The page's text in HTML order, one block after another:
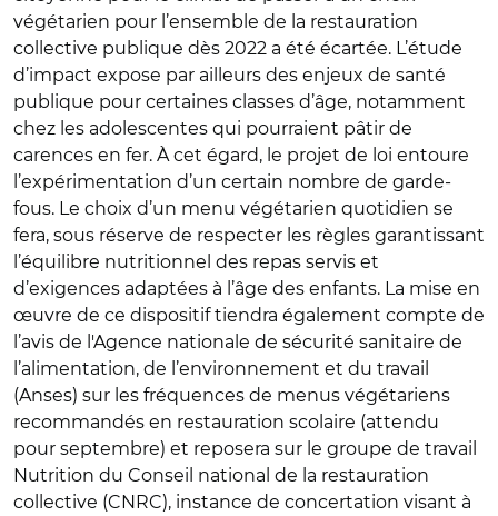
végétarien pour l’ensemble de la restauration
collective publique dès 2022 a été écartée. L’étude
d’impact expose par ailleurs des enjeux de santé
publique pour certaines classes d’âge, notamment
chez les adolescentes qui pourraient pâtir de
carences en fer. À cet égard, le projet de loi entoure
l’expérimentation d’un certain nombre de garde-
fous. Le choix d’un menu végétarien quotidien se
fera, sous réserve de respecter les règles garantissant
l’équilibre nutritionnel des repas servis et
d’exigences adaptées à l’âge des enfants. La mise en
œuvre de ce dispositif tiendra également compte de
l’avis de l'Agence nationale de sécurité sanitaire de
l’alimentation, de l’environnement et du travail
(Anses) sur les fréquences de menus végétariens
recommandés en restauration scolaire (attendu
pour septembre) et reposera sur le groupe de travail
Nutrition du Conseil national de la restauration
collective (CNRC), instance de concertation visant à